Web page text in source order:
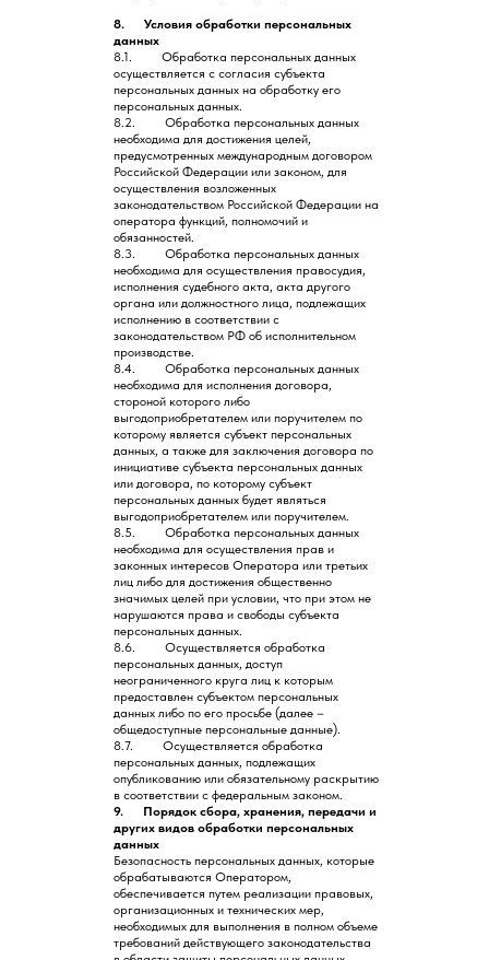
8. Условия обработки персональных
данных
8.1. Обработка персональных данных
осуществляется с согласия субъекта
персональных данных на обработку его
персональных данных.
8.2. Обработка персональных данных
необходима для достижения целей,
предусмотренных международным договором
Российской Федерации или законом, для
осуществления возложенных
законодательством Российской Федерации на
оператора функций, полномочий и
обязанностей.
8.3. Обработка персональных данных
необходима для осуществления правосудия,
исполнения судебного акта, акта другого
органа или должностного лица, подлежащих
исполнению в соответствии с
законодательством РФ об исполнительном
производстве.
8.4. Обработка персональных данных
необходима для исполнения договора,
стороной которого либо
выгодоприобретателем или поручителем по
которому является субъект персональных
данных, а также для заключения договора по
инициативе субъекта персональных данных
или договора, по которому субъект
персональных данных будет являться
выгодоприобретателем или поручителем.
8.5. Обработка персональных данных
необходима для осуществления прав и
законных интересов Оператора или третьих
лиц либо для достижения общественно
значимых целей при условии, что при этом не
нарушаются права и свободы субъекта
персональных данных.
8.6. Осуществляется обработка
персональных данных, доступ
неограниченного круга лиц к которым
предоставлен субъектом персональных
данных либо по его просьбе (далее –
общедоступные персональные данные).
8.7. Осуществляется обработка
персональных данных, подлежащих
опубликованию или обязательному раскрытию
в соответствии с федеральным законом.
9. Порядок сбора, хранения, передачи и
других видов обработки персональных
данных
Безопасность персональных данных, которые
обрабатываются Оператором,
обеспечивается путем реализации правовых,
организационных и технических мер,
необходимых для выполнения в полном объеме
требований действующего законодательства